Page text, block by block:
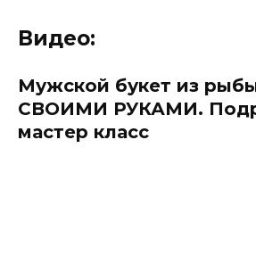
Видео:
Мужской букет из
СВОИМИ РУКАМИ.
мастер класс